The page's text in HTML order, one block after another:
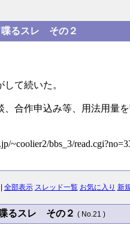
喋るスレ その２
て続いた。
、合作申込み等、用法用量
~coolier2/bbs_3/
全部表示 スレッド一覧 お気に入り 新
るスレ その２ ( No.21 )